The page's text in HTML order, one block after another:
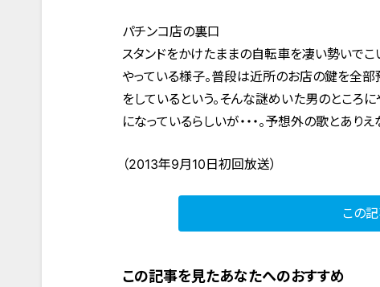
パチンコ店の裏口
スタンドをかけたままの自転車を凄い勢いで
やっている様子。普段は近所のお店の鍵を全部
をしているという。そんな謎めいた男のところ
になっているらしいが・・・。予想外の歌とあり
（2013年9月10日初回放送）
この
この記事を見たあなたへのおすすめ